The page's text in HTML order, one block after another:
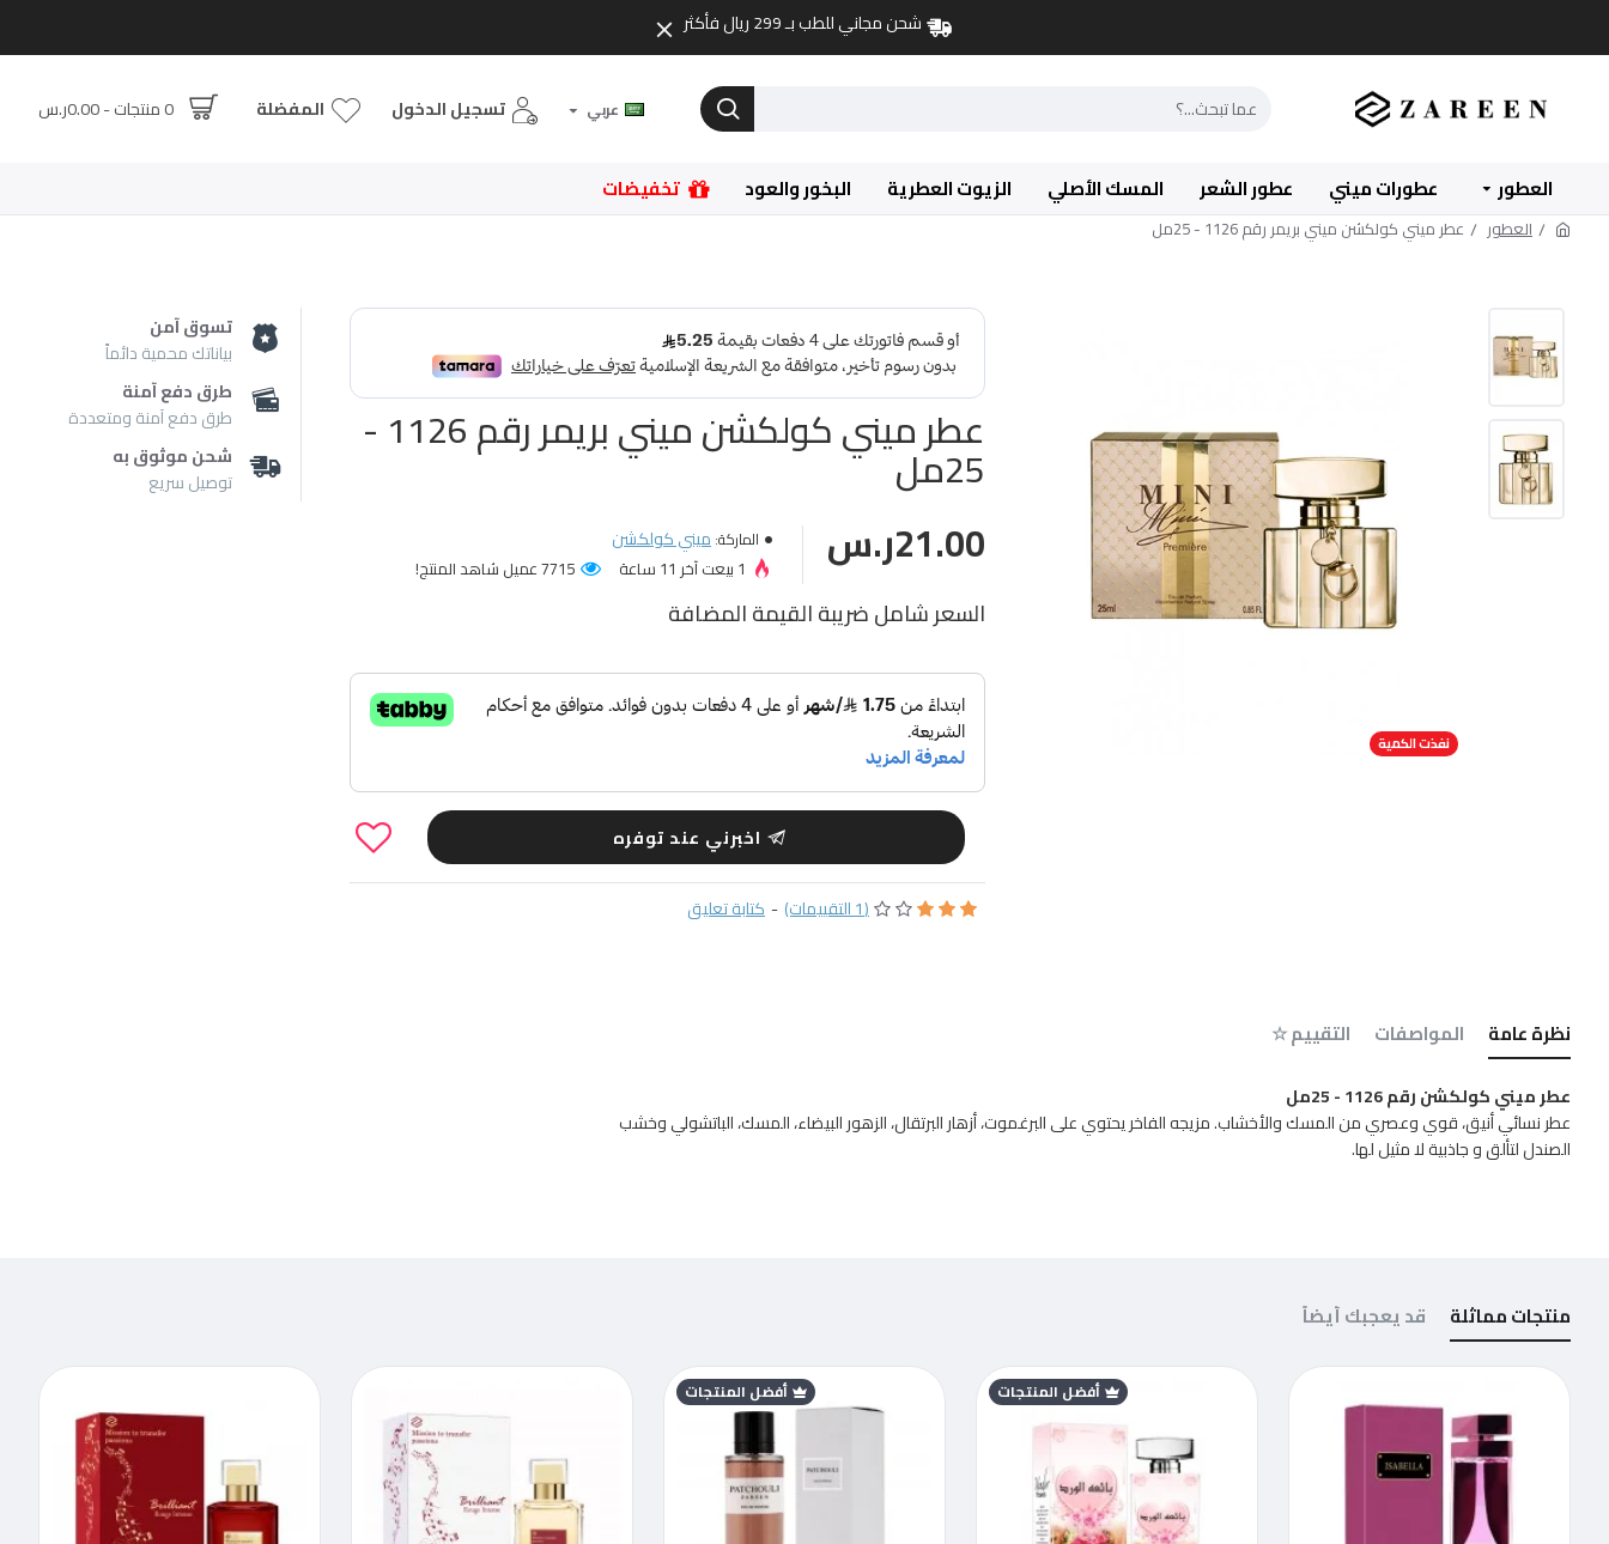
شحن مجاني للطب بـ 299 ريال فأكثر
عربي تسجيل الدخول المفضلة 0 منتجات - 0.00ر.س
العطور عطورات ميني عطور الشعر المسك الأصلي الزيوت العطرية البخور والعود تخفيضات
العطور عطر ميني كولكشن ميني بريمر رقم 1126 - 25مل
نفذت الكمية
عطر ميني كولكشن ميني بريمر رقم 1126 -
25مل
السعر شامل ضريبة القيمة المضافة
(1 التقييمات) - كتابة تعليق
21.00ر.س الماركة:ميني كولكشن
1 بيعت آخر 11 ساعة 7715 عميل شاهد المنتج!
اخبرني عند توفره
نظرة عامة المواصفات التقييم ☆
عطر ميني كولكشن رقم 1126 - 25مل
عطر نسائي أنيق، قوي وعصري من المسك والأخشاب. مزيجه الفاخر يحتوي على البرغموت، أزهار البرتقال، الزهور البيضاء، المسك، الباتشولي وخشب
الصندل لتألق و جاذبية لا مثيل لها.
تسوق آمن
بياناتك محمية دائماً
طرق دفع آمنة
طرق دفع آمنة ومتعددة
شحن موثوق به
توصيل سريع
منتجات مماثلة قد يعجبك أيضاً
أفضل المنتجات أفضل المنتجات